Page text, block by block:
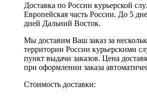
Доставка по России курьерской
Европейская часть России. До 5
дней Дальний Восток.
Мы доставим Ваш заказ за
территории России курьерскими
пункт выдачи заказов. Цена
при оформлении заказа
Стоимость доставки: